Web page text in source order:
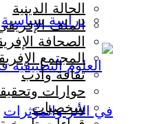
دراسة سياسية
الحالة الدينية
الملف
الصحافة
المجتمع
ثقافة وأدب
حوارات
شخصيات